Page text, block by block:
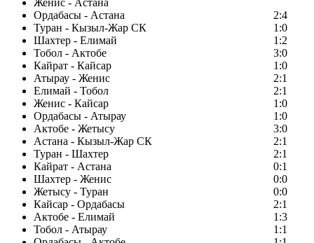
Женис - Астана
Ордабасы - Астана
2:4
Туран - Кызыл-Жар СК
1:0
Шахтер - Елимай
1:2
Тобол - Актобе
3:0
Кайрат - Кайсар
1:0
Атырау - Женис
2:1
Елимай - Тобол
2:1
Женис - Кайсар
1:0
Ордабасы - Атырау
1:0
Актобе - Жетысу
3:0
Астана - Кызыл-Жар СК
2:1
Туран - Шахтер
2:1
Кайрат - Астана
0:1
Шахтер - Женис
0:0
Жетысу - Туран
0:0
Кайсар - Ордабасы
2:1
Актобе - Елимай
1:3
Тобол - Атырау
1:1